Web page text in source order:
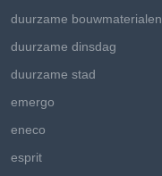
duurzame bouwmaterialen
duurzame dinsdag
duurzame stad
emergo
eneco
esprit